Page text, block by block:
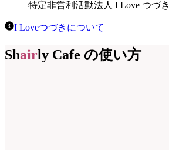
特定非営利活動法人 I Love つづき
I Loveつづきについて
Shairly Cafe の使い方